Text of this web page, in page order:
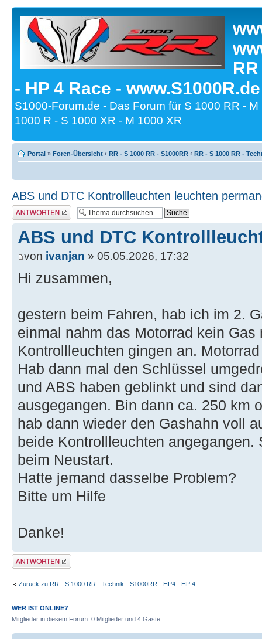
- HP 4 Race -
S1000-Forum.de - Das Forum für S 1000 RR -
1000 R - S 1000 XR - M 1000 XR
Portal » Foren-Übersicht ‹ RR - S 1000 RR - S1000RR ‹ RR - S 1000 RR -
ABS und DTC Kontrollleuchten leuchten
Antwort erstellen
ABS und DTC
von ivanjan » 05.05.2026, 17:32
Hi zusammen,
gestern beim Fahren, hab ich im 2.
einmal nahm das Motorrad kein
Kontrollleuchten gingen an.
Hab dann mal den Schlüssel
und ABS haben geblinkt und sind
ausgegangen. Bin dann ca. 250 km
hab dann wieder den Gashahn voll
beide Kontrollleuchten angegangen.
beim Neustart.
Hatte jemand dasselbe Problem?
Bitte um Hilfe
Danke!
Antwort erstellen
Zurück zu RR - S 1000 RR - Technik - S1000RR - HP4 - HP 4
WER IST ONLINE?
Mitglieder in diesem Forum: 0 Mitglieder und 4 Gäste